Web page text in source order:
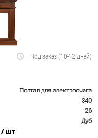
Под заказ (10-12 дней)
Портал для электроочага
340
26
Дуб
/ шт